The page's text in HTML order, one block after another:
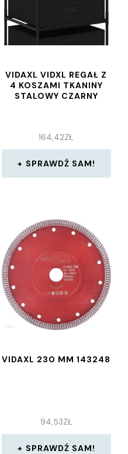
VIDAXL VIDXL REGAŁ Z
4 KOSZAMI TKANINY
STALOWY CZARNY
164,42ZŁ
SPRAWDŹ SAM!
VIDAXL 230 MM 143248
94,53ZŁ
SPRAWDŹ SAM!